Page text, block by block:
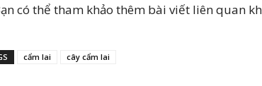
có thể tham khảo thêm bài viết liên quan
cẩm lai cây cẩm lai